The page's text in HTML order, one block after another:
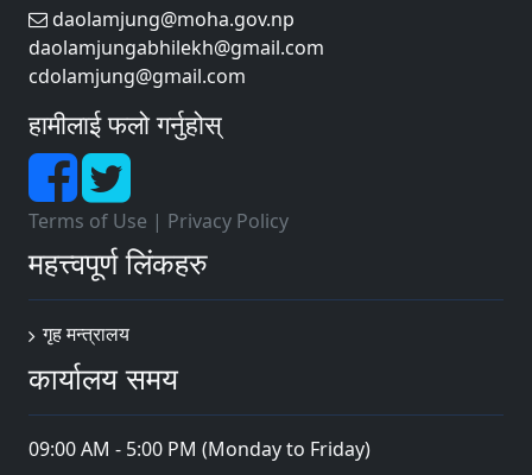
daolamjung@moha.gov.np
daolamjungabhilekh@gmail.com
cdolamjung@gmail.com
हामीलाई फलो गर्नुहोस्
Terms of Use | Privacy Policy
महत्त्वपूर्ण लिंकहरु
गृह मन्त्रालय
कार्यालय समय
09:00 AM - 5:00 PM (Monday to Friday)